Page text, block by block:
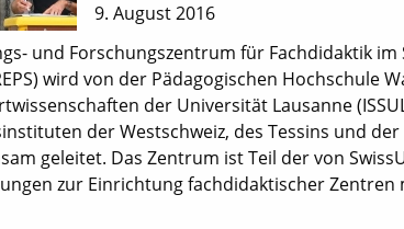
9. August 2016
und Forschungszentrum für Fachdidaktik
wird von der Pädagogischen Hochschule
der Universität Lausanne
der Westschweiz, des Tessins und
geleitet. Das Zentrum ist Teil der von
zur Einrichtung fachdidaktischer Zentren